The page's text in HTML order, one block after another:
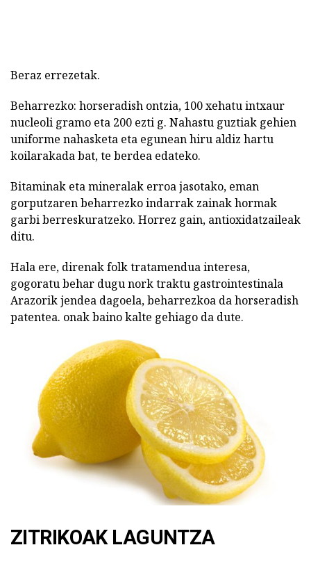
Beraz errezetak.
Beharrezko: horseradish ontzia, 100 xehatu intxaur
nucleoli gramo eta 200 ezti g. Nahastu guztiak gehien
uniforme nahasketa eta egunean hiru aldiz hartu
koilarakada bat, te berdea edateko.
Bitaminak eta mineralak erroa jasotako, eman
gorputzaren beharrezko indarrak zainak hormak
garbi berreskuratzeko. Horrez gain, antioxidatzaileak
ditu.
Hala ere, direnak folk tratamendua interesa,
gogoratu behar dugu nork traktu gastrointestinala
Arazorik jendea dagoela, beharrezkoa da horseradish
patentea. onak baino kalte gehiago da dute.
ZITRIKOAK LAGUNTZA